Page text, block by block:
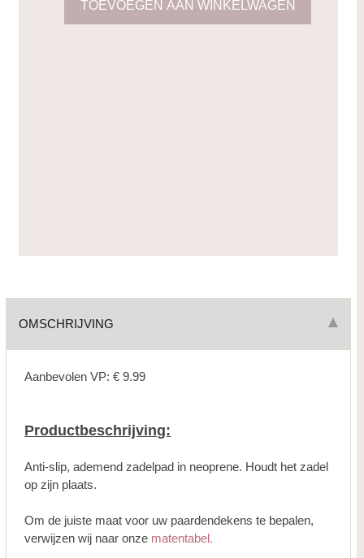
OMSCHRIJVING
Aanbevolen VP: € 9.99
Productbeschrijving:
Anti-slip, ademend zadelpad in neoprene. Houdt het zadel
op zijn plaats.
Om de juiste maat voor uw paardendekens te bepalen,
verwijzen wij naar onze matentabel.